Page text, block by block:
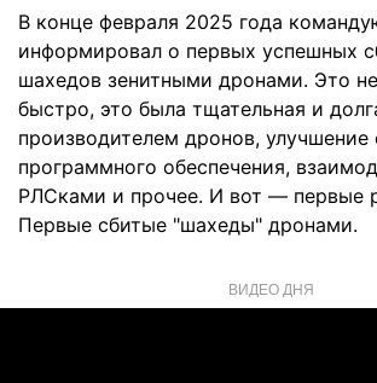
В конце февраля 2025 года
информировал о первых успешных
шахедов зенитными дронами. Это
быстро, это была тщательная и
производителем дронов,
программного обеспечения,
РЛСками и прочее. И вот — первые
Первые сбитые "шахеды" дронами.
ВИДЕО ДНЯ